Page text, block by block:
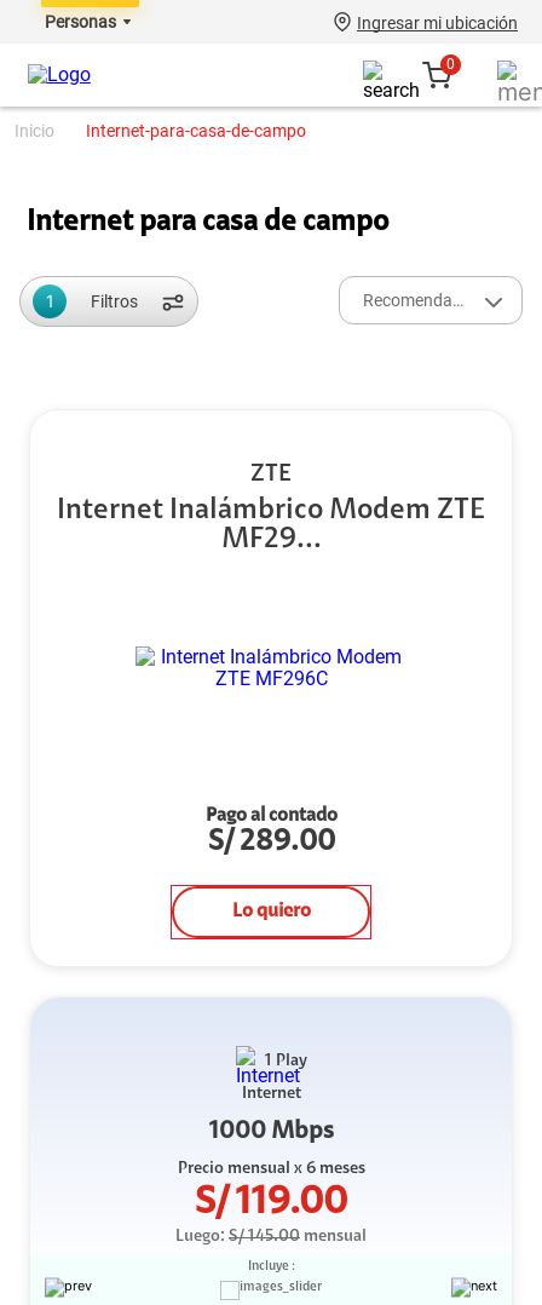
Personas Ingresar mi ubicación
0
internet-para-casa-de-campo
Internet para casa de campo
1 Filtros Recomendados
ZTE
Internet Inalámbrico Modem ZTE
MF29...
Pago al contado
S/ 289.00
Lo quiero
1 Play
Internet
1000 Mbps
Precio mensual x 6 meses
S/119.00
Luego: S/145.00 mensual
Incluye :